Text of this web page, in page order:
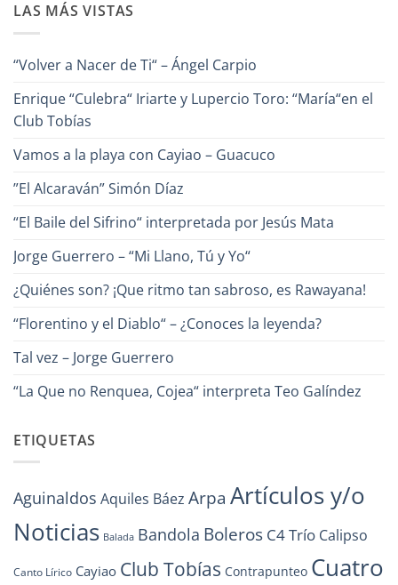
Alfredo
en
¿Conoces
el
la
Canción?
LAS MÁS VISTAS
“Volver a Nacer de Ti“ – Ángel Carpio
Enrique “Culebra“ Iriarte y Lupercio Toro: “María“en el
Club Tobías
Vamos a la playa con Cayiao – Guacuco
”El Alcaraván” Simón Díaz
“El Baile del Sifrino“ interpretada por Jesús Mata
Jorge Guerrero – “Mi Llano, Tú y Yo“
¿Quiénes son? ¡Que ritmo tan sabroso, es Rawayana!
“Florentino y el Diablo“ – ¿Conoces la leyenda?
Tal vez – Jorge Guerrero
“La Que no Renquea, Cojea“ interpreta Teo Galíndez
ETIQUETAS
Aguinaldos Aquiles Báez Arpa Artículos y/o
Noticias Balada Bandola Boleros C4 Trío Calipso
Canto Lírico Cayiao Club Tobías Contrapunteo Cuatro